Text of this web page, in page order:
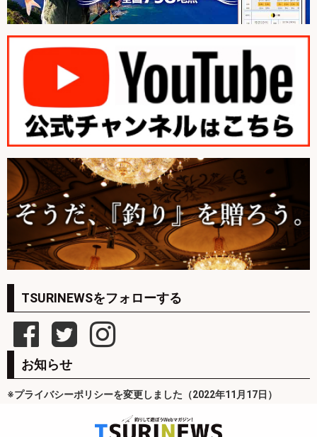
TSURINEWSをフォローする
お知らせ
※プライバシーポリシーを変更しました（2022年11月17日）